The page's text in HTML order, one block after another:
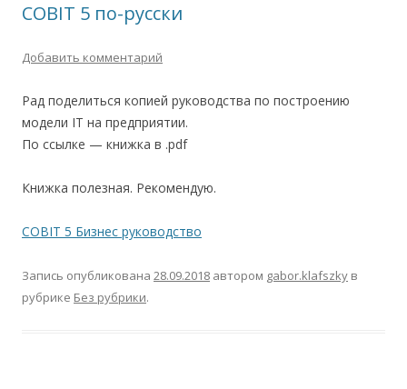
COBIT 5 по-русски
Добавить комментарий
Рад поделиться копией руководства по построению
модели IT на предприятии.
По ссылке — книжка в .pdf
Книжка полезная. Рекомендую.
COBIT 5 Бизнес руководство
Запись опубликована 28.09.2018 автором gabor.klafszky в
рубрике Без рубрики.